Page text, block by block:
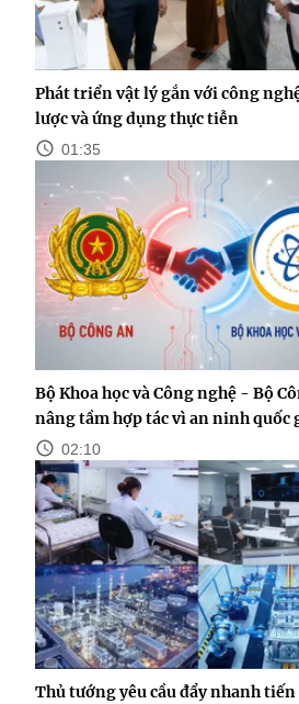
Phát triển vật lý gắn với công
lược và ứng dụng thực tiễn
01:35
Bộ Khoa học và Công nghệ - Bộ
nâng tầm hợp tác vì an ninh quốc
02:10
Thủ tướng yêu cầu đẩy nhanh